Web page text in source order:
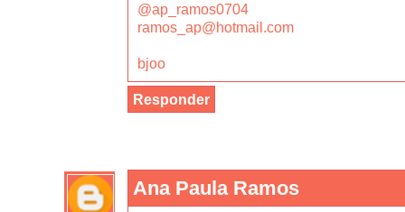
@ap_ramos0704
ramos_ap@hotmail.com
bjoo
Responder
Ana Paula Ramos